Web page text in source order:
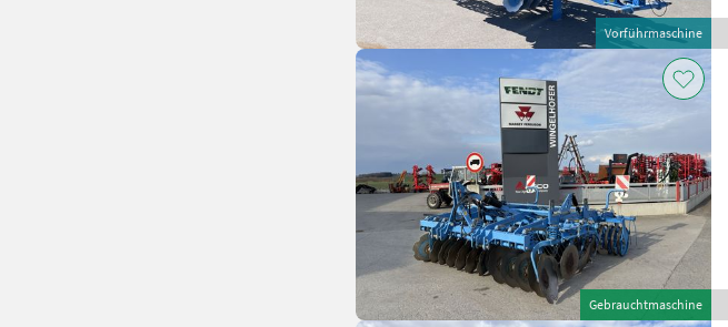
Vorführmaschine
Gebrauchtmaschine